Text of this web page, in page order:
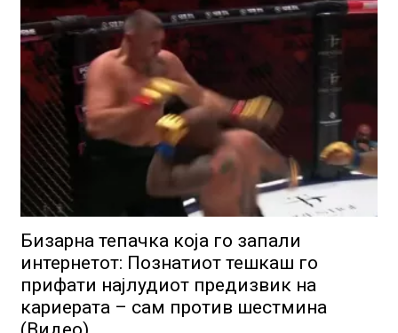
Бизарна тепачка која го запали
интернетот: Познатиот тешкаш го
прифати најлудиот предизвик на
кариерата – сам против шестмина